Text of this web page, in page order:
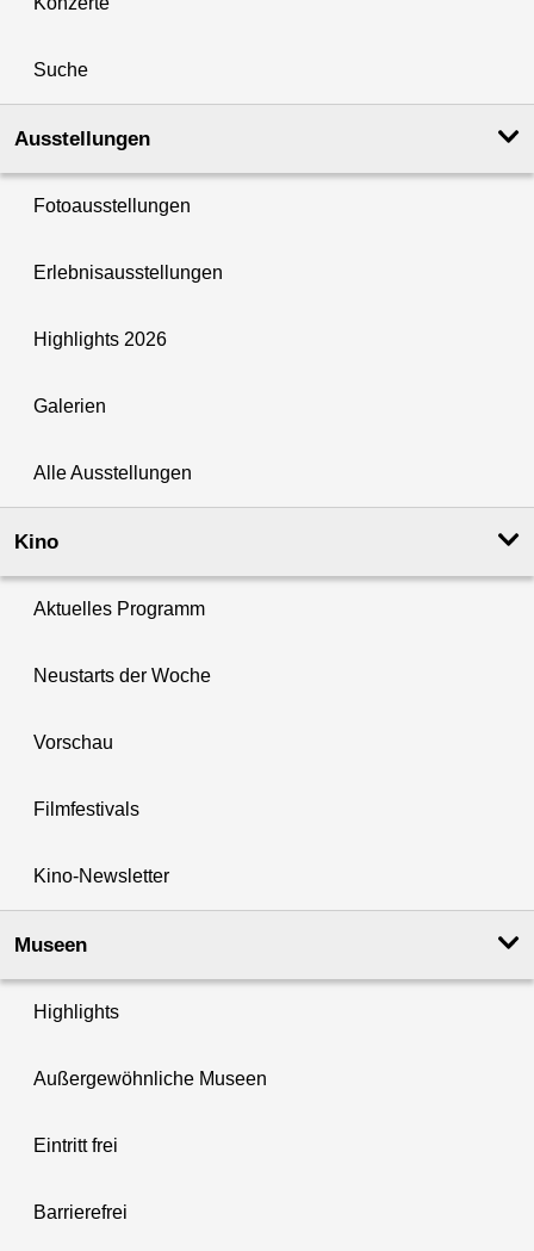
Suche
Ausstellungen
Fotoausstellungen
Erlebnisausstellungen
Highlights 2026
Galerien
Alle Ausstellungen
Kino
Aktuelles Programm
Neustarts der Woche
Vorschau
Filmfestivals
Kino-Newsletter
Museen
Highlights
Außergewöhnliche Museen
Eintritt frei
Barrierefrei